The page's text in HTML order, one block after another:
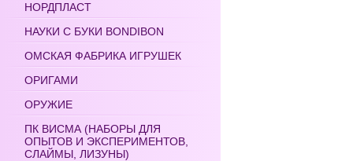
НОРДПЛАСТ
НАУКИ С БУКИ BONDIBON
ОМСКАЯ ФАБРИКА ИГРУШЕК
ОРИГАМИ
ОРУЖИЕ
ПК ВИСМА (НАБОРЫ ДЛЯ
ОПЫТОВ И ЭКСПЕРИМЕНТОВ,
СЛАЙМЫ, ЛИЗУНЫ)